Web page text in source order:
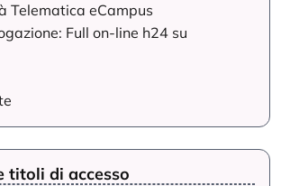
Telematica eCampus
Full on-line h24 su
titoli di accesso